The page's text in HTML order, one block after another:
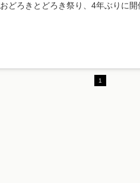
おどろきとどろき祭り、4年ぶりに開
1